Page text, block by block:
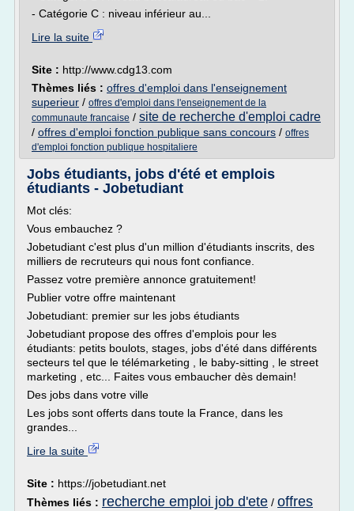
- Catégorie C : niveau inférieur au...
Lire la suite
Site : http://www.cdg13.com
Thèmes liés : offres d'emploi dans l'enseignement
superieur / offres d'emploi dans l'enseignement de la
communaute francaise / site de recherche d'emploi cadre
/ offres d'emploi fonction publique sans concours / offres
d'emploi fonction publique hospitaliere
Jobs étudiants, jobs d'été et emplois
étudiants - Jobetudiant
Mot clés:
Vous embauchez ?
Jobetudiant c'est plus d'un million d'étudiants inscrits, des
milliers de recruteurs qui nous font confiance.
Passez votre première annonce gratuitement!
Publier votre offre maintenant
Jobetudiant: premier sur les jobs étudiants
Jobetudiant propose des offres d'emplois pour les
étudiants: petits boulots, stages, jobs d'été dans différents
secteurs tel que le télémarketing , le baby-sitting , le street
marketing , etc... Faites vous embaucher dès demain!
Des jobs dans votre ville
Les jobs sont offerts dans toute la France, dans les
grandes...
Lire la suite
Site : https://jobetudiant.net
Thèmes liés : recherche emploi job d'ete / offres